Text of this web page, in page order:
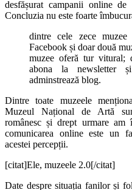
desfășurat campanii online
Concluzia nu este foarte
dintre cele zece
Facebook și doar două
muzee oferă tur vitural;
abona la newsletter
adminstrează blog.
Dintre toate muzeele
Muzeul Național de Artă
românesc și drept urmare am
comunicarea online este un
acestei percepții.
[citat]Ele, muzeele 2.0[/citat]
Date despre situația fanilor și